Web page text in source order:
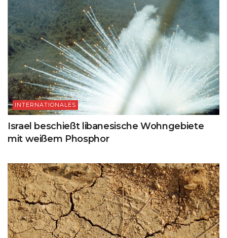
INTERNATIONALES
Israel beschießt libanesische Wohngebiete
mit weißem Phosphor